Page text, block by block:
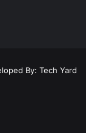
By: Tech Yard